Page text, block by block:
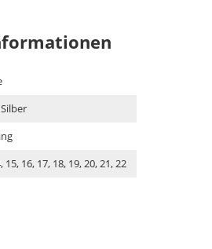
15, 16, 17, 18, 19, 20, 21, 22